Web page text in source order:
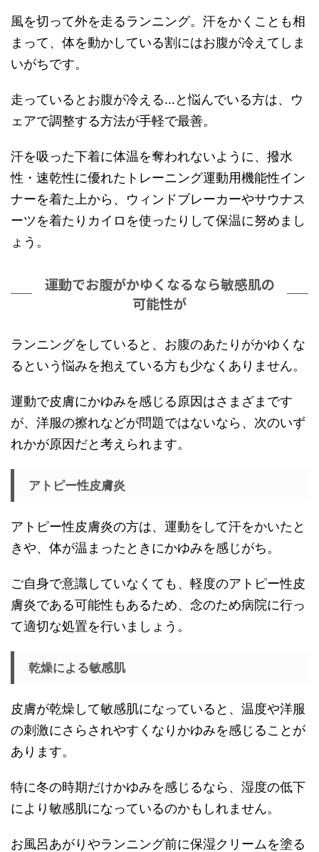
風を切って外を走るランニング。汗をかくことも相
まって、体を動かしている割にはお腹が冷えてしま
いがちです。
走っているとお腹が冷える…と悩んでいる方は、ウ
ェアで調整する方法が手軽で最善。
汗を吸った下着に体温を奪われないように、撥水
性・速乾性に優れたトレーニング運動用機能性イン
ナーを着た上から、ウィンドブレーカーやサウナス
ーツを着たりカイロを使ったりして保温に努めまし
ょう。
運動でお腹がかゆくなるなら敏感肌の
可能性が
ランニングをしていると、お腹のあたりがかゆくな
るという悩みを抱えている方も少なくありません。
運動で皮膚にかゆみを感じる原因はさまざまです
が、洋服の擦れなどが問題ではないなら、次のいず
れかが原因だと考えられます。
アトピー性皮膚炎
アトピー性皮膚炎の方は、運動をして汗をかいたと
きや、体が温まったときにかゆみを感じがち。
ご自身で意識していなくても、軽度のアトピー性皮
膚炎である可能性もあるため、念のため病院に行っ
て適切な処置を行いましょう。
乾燥による敏感肌
皮膚が乾燥して敏感肌になっていると、温度や洋服
の刺激にさらされやすくなりかゆみを感じることが
あります。
特に冬の時期だけかゆみを感じるなら、湿度の低下
により敏感肌になっているのかもしれません。
お風呂あがりやランニング前に保湿クリームを塗る